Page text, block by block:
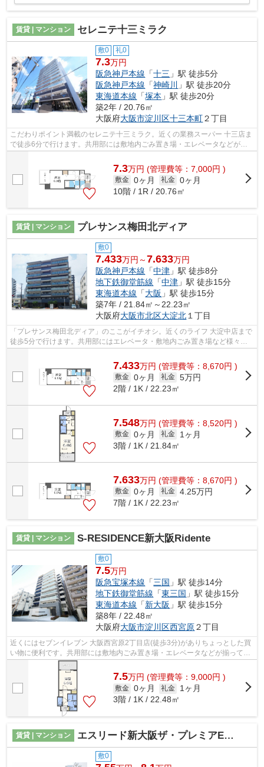
賃貸 | マンション セレニテ十三ミラク
敷0 礼0
7.3万円
阪急神戸本線 「十三 」駅 徒歩5分
阪急神戸本線 「神崎川
」駅 徒歩20分
東海道本線 「塚本 」駅 徒歩20分
築2年 / 20.76㎡
大阪府大阪市淀川区十三本町２丁目
こだわりポイント満載のセレニテ十三ミラク。近くの業務スーパー 十三店ま
で徒歩6分で行けます。共用部には敷地内ごみ置き場・エレベータなどが備
7.3万円 (管理費等：7,000円 )
敷金 0ヶ月 礼金 0ヶ月
10階 / 1R / 20.76㎡
賃貸 | マンション プレサンス梅田北ディア
敷0
7.433万円～7.633万円
阪急神戸本線 「中津 」駅 徒歩8分
地下鉄御堂筋線 「中津 」駅 徒歩15分
東海道本線 「大阪 」駅 徒歩15分
築7年 / 21.84㎡～22.23㎡
大阪府大阪市北区大淀北 １丁目
「プレサンス梅田北ディア」のここがイチオシ。近くのライフ 大淀中店まで
徒歩5分で行けます。共用部にはエレベータ・敷地内ごみ置き場など様々な
7.433万円 (管理費等：8,670円 )
敷金 0ヶ月 礼金 5万円
2階 / 1K / 22.23㎡
7.548万円 (管理費等：8,520円 )
敷金 0ヶ月 礼金
1ヶ月
3階 / 1K / 21.84㎡
7.633万円 (管理費等：8,670円 )
敷金 0ヶ月 礼金 4.25万円
7階 / 1K / 22.23㎡
賃貸 | マンション S-RESIDENCE新大阪Ridente
敷0
7.5万円
阪急宝塚本線 「三国 」駅 徒歩14分
地下鉄御堂筋線 「東三国 」駅 徒歩15分
東海道本線 「新大阪 」駅 徒歩15分
築8年 / 22.48㎡
大阪府大阪市淀川区西宮原２丁目
近くにはセブンイレブン 大阪西宮原2丁目店(徒歩3分)がありちょっとした買
い物に便利です。共用部には敷地内ごみ置き場・エレベータなどが揃ってお
り、とても充実しています。地上10階...
7.5万円 (管理費等：9,000円 )
敷金 0ヶ月 礼金
1ヶ月
3階 / 1K / 22.48㎡
賃貸 | マンション エスリード新大阪ザ・プレミアEAST
敷0